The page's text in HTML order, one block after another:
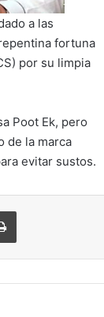
a las
fortuna
por su limpia
Poot Ek, pero
de la marca
evitar sustos.
electrónico
Imprimir